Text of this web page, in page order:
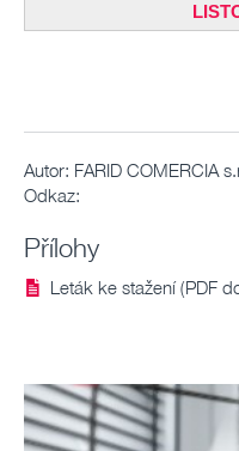
Autor: FARID COMERCIA
Odkaz:
Přílohy
Leták ke stažení (PDF